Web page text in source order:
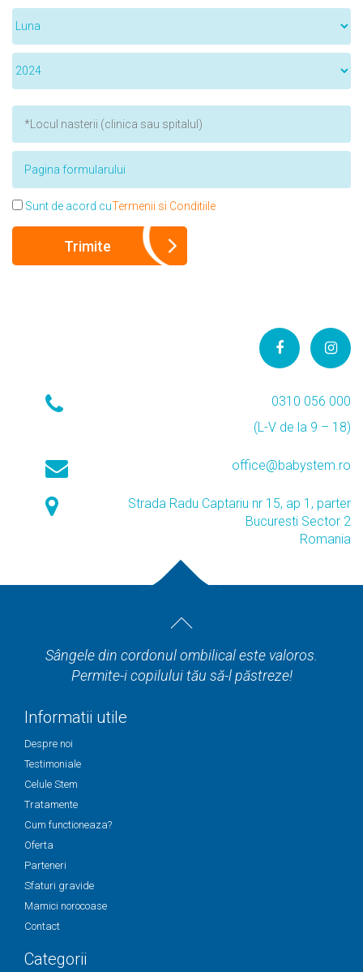
Sunt de acord cuTermenii si Conditiile
0310 056 000
(L-V de la 9 – 18)
office@babystem.ro
Strada Radu Captariu nr 15, ap 1, parter
Bucuresti Sector 2
Romania
Sângele din cordonul ombilical este valoros.
Permite-i copilului tău să-l păstreze!
Informatii utile
Despre noi
Testimoniale
Celule Stem
Tratamente
Cum functioneaza?
Oferta
Parteneri
Sfaturi gravide
Mamici norocoase
Contact
Categorii